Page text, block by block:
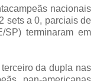
nacionais
sets a 0, parciais de
terminaram em
da dupla nas